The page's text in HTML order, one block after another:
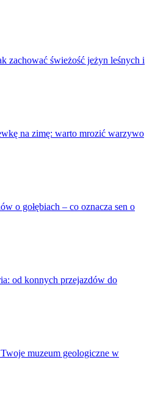
zachować świeżość jeżyn leśnych i
na zimę: warto mrozić warzywo
o gołębiach – co oznacza sen o
od konnych przejazdów do
muzeum geologiczne w